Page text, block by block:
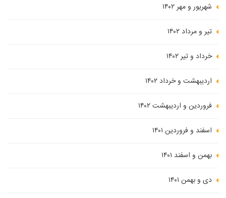
شهریور و مهر ۱۴۰۲
تیر و مرداد ۱۴۰۲
خرداد و تیر ۱۴۰۲
اردیبهشت و خرداد ۱۴۰۲
فروردین و اردیبهشت ۱۴۰۲
اسفند و فروردین ۱۴۰۱
بهمن و اسفند ۱۴۰۱
دی و بهمن ۱۴۰۱